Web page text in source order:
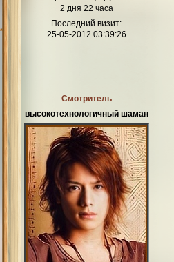
2 дня 22 часа
Последний визит:
25-05-2012 03:39:26
Смотритель
высокотехнологичный шаман